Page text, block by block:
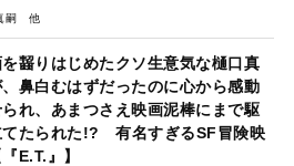
嗣
齧りはじめたクソ生意気な樋口真
鼻白むはずだったのに心から感動
れ、あまつさえ映画泥棒にまで駆
てたられた!? 有名すぎるSF冒険映
E.T.』】